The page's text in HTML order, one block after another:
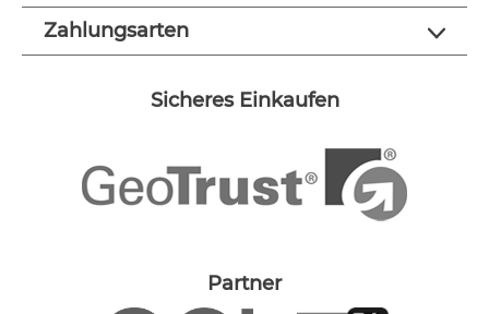
Zahlungsarten
Sicheres Einkaufen
Partner